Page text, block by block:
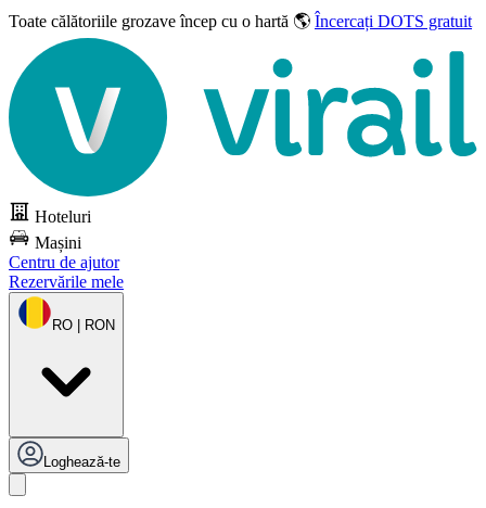
Toate călătoriile grozaveîncep cu o hartă 🌎 Încercați DOTS gratuit
Hoteluri
Mașini
Centru de ajutor
Rezervările mele
RO | RON
Loghează-te